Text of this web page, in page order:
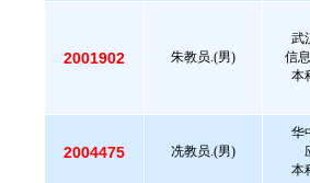
2001902 朱教员.(男)
武
信
本
2004475 冼教员.(男)
华
本